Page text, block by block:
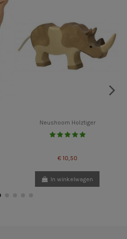
Neushoorn Holztiger
€ 10,50
In winkelwagen